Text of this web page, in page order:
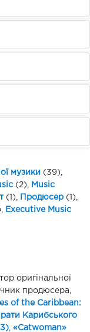
музики (39),
(2),
Music
(1), Продюсер (1),
Executive Music
оригінальної
продюсера,
of the Caribbean:
Карибського
«Catwoman»